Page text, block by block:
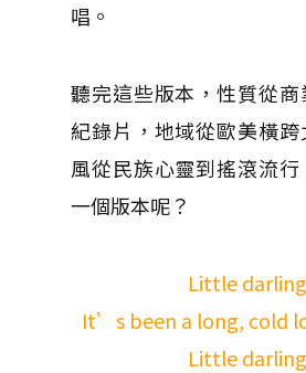
唱。
聽完這些版本，性質從
紀錄片，地域從歐美橫
風從民族心靈到搖滾流
一個版本呢？
Little darling
It’s been a long, cold
Little darling